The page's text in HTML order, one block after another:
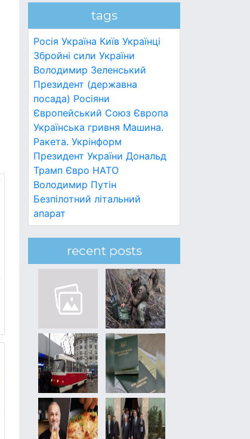
tags
Росія Україна Київ Українці
Збройні сили України
Володимир Зеленський
Президент (державна
посада) Росіяни
Європейський Союз Європа
Українська гривня Машина.
Ракета. Укрінформ
Президент України Дональд
Трамп Євро НАТО
Володимир Путін
Безпілотний літальний
апарат
recent posts